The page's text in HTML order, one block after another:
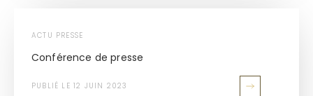
ACTU PRESSE
Conférence de presse
PUBLIÉ LE 12 JUIN 2023